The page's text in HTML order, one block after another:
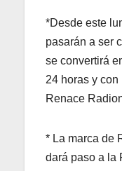
*Desde este
pasarán a ser
se convertirá
24 horas y
Renace
* La marca de
dará paso a la